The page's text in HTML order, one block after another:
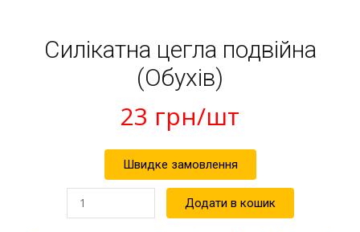
Силікатна цегла подвійна
(Обухів)
23 грн/шт
Швидке замовлення
цегла
Додати в кошик